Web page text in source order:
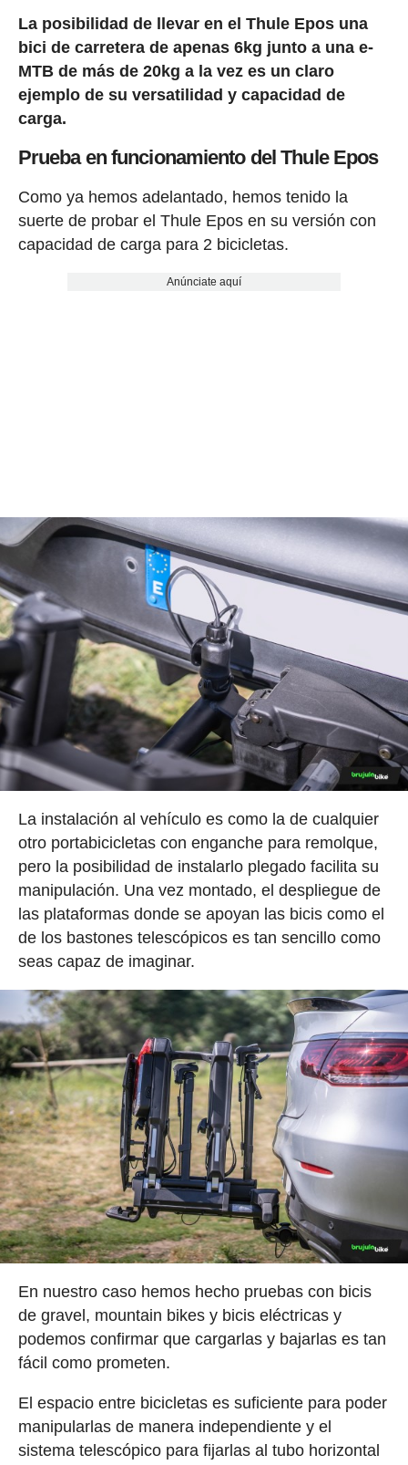
La posibilidad de llevar en el Thule Epos una
bici de carretera de apenas 6kg junto a una e-
MTB de más de 20kg a la vez es un claro
ejemplo de su versatilidad y capacidad de
carga.
Prueba en funcionamiento del Thule Epos
Como ya hemos adelantado, hemos tenido la
suerte de probar el Thule Epos en su versión con
capacidad de carga para 2 bicicletas.
Anúnciate aquí
La instalación al vehículo es como la de cualquier
otro portabicicletas con enganche para remolque,
pero la posibilidad de instalarlo plegado facilita su
manipulación. Una vez montado, el despliegue de
las plataformas donde se apoyan las bicis como el
de los bastones telescópicos es tan sencillo como
seas capaz de imaginar.
En nuestro caso hemos hecho pruebas con bicis
de gravel, mountain bikes y bicis eléctricas y
podemos confirmar que cargarlas y bajarlas es tan
fácil como prometen.
El espacio entre bicicletas es suficiente para poder
manipularlas de manera independiente y el
sistema telescópico para fijarlas al tubo horizontal